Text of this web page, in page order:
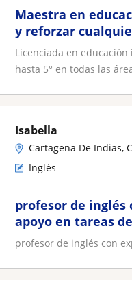
Maestra en
y reforzar
Licenciada en
hasta 5° en todas las
Isabella
Cartagena De Indias,
Inglés
profesor de inglés
apoyo en tareas
profesor de inglés con